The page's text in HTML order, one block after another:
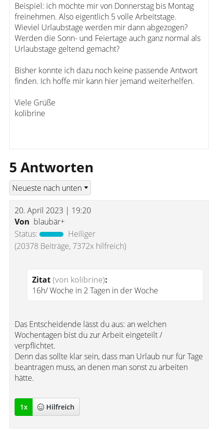
Beispiel: ich möchte mir von Donnerstag bis Montag
freinehmen. Also eigentlich 5 volle Arbeitstage.
Wieviel Urlaubstage werden mir dann abgezogen?
Werden die Sonn- und Feiertage auch ganz normal als
Urlaubstage geltend gemacht?
Bisher konnte ich dazu noch keine passende Antwort
finden. Ich hoffe mir kann hier jemand weiterhelfen.
Viele Grüße
kolibrine
5 Antworten
20. April 2023 | 19:20
Von blaubär+
Status:
Heiliger
(20378 Beiträge, 7372x hilfreich)
Zitat(von kolibrine):
16h/ Woche in 2 Tagen in der Woche
Das Entscheidende lässt du aus: an welchen
Wochentagen bist du zur Arbeit eingeteilt /
verpflichtet.
Denn das sollte klar sein, dass man Urlaub nur für Tage
beantragen muss, an denen man sonst zu arbeiten
hätte.
1x Hilfreich